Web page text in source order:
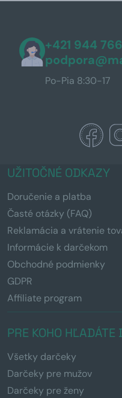
+421 944
Po-Pia 8:30-17
UŽITOČNÉ ODKAZY
Doručenie a platba
Časté otázky (FAQ)
Reklamácia a vrátenie
Informácie k darčekom
Obchodné podmienky
GDPR
Affiliate program
PRE KOHO HĽADÁTE
Všetky darčeky
Darčeky pre mužov
Darčeky pre ženy